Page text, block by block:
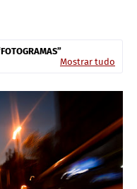
FOTOGRAMAS
Mostrar tudo